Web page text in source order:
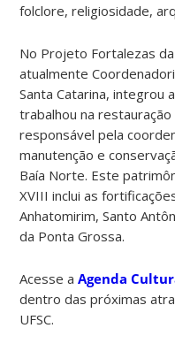
folclore, religiosidade,
No Projeto Fortalezas
atualmente
Santa Catarina, integrou
trabalhou na
responsável pela
manutenção e
Baía Norte. Este
XVIII inclui as
Anhatomirim, Santo
da Ponta Grossa.
Acesse aAgenda
dentro das próximas
UFSC.